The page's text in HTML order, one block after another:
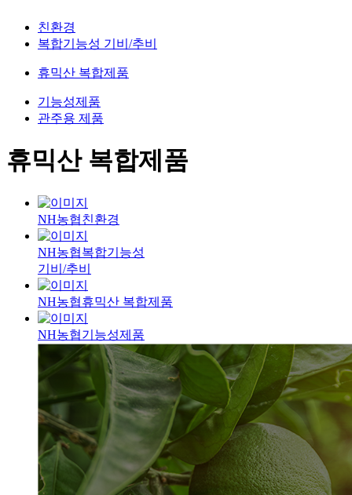
친환경
복합기능성 기비/추비
휴믹산 복합제품
기능성제품
관주용 제품
휴믹산 복합제품
NH농협친환경
NH농협복합기능성
기비/추비
NH농협휴믹산 복합제품
NH농협기능성제품